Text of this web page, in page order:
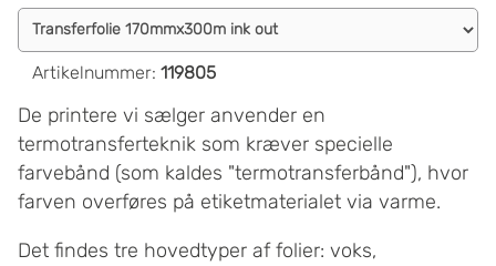
Artikelnummer: 119805
De printere vi sælger anvender en
termotransferteknik som kræver specielle
farvebånd (som kaldes "termotransferbånd"), hvor
farven overføres på etiketmaterialet via varme.
Det findes tre hovedtyper af folier: voks,